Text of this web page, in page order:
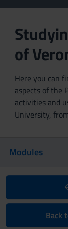
of
Here you can
aspects of the
activities and
University,
Modules
Back